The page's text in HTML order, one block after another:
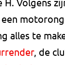
alles te
, de